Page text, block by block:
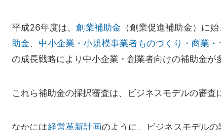
平成26年度は、創業補助金 （創業促進補助金）に
助金、 中小企業・小規模事業者ものづくり・商業
の成長戦略により中小企業・創業者向けの補助金が
これら補助金の採択審査は、ビジネスモデルの審査
なかには経営革新計画のように、ビジネスモデル